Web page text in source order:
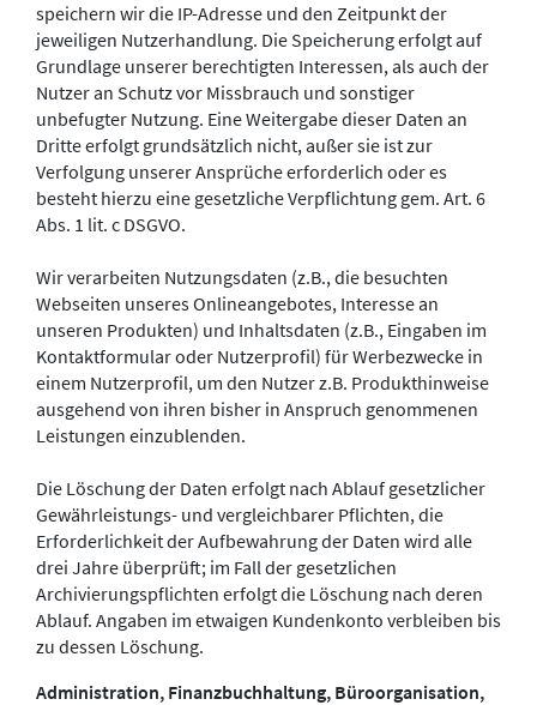
speichern wir die IP-Adresse und den Zeitpunkt der
jeweiligen Nutzerhandlung. Die Speicherung erfolgt auf
Grundlage unserer berechtigten Interessen, als auch der
Nutzer an Schutz vor Missbrauch und sonstiger
unbefugter Nutzung. Eine Weitergabe dieser Daten an
Dritte erfolgt grundsätzlich nicht, außer sie ist zur
Verfolgung unserer Ansprüche erforderlich oder es
besteht hierzu eine gesetzliche Verpflichtung gem. Art. 6
Abs. 1 lit. c DSGVO.
Wir verarbeiten Nutzungsdaten (z.B., die besuchten
Webseiten unseres Onlineangebotes, Interesse an
unseren Produkten) und Inhaltsdaten (z.B., Eingaben im
Kontaktformular oder Nutzerprofil) für Werbezwecke in
einem Nutzerprofil, um den Nutzer z.B. Produkthinweise
ausgehend von ihren bisher in Anspruch genommenen
Leistungen einzublenden.
Die Löschung der Daten erfolgt nach Ablauf gesetzlicher
Gewährleistungs- und vergleichbarer Pflichten, die
Erforderlichkeit der Aufbewahrung der Daten wird alle
drei Jahre überprüft; im Fall der gesetzlichen
Archivierungspflichten erfolgt die Löschung nach deren
Ablauf. Angaben im etwaigen Kundenkonto verbleiben bis
zu dessen Löschung.
Administration, Finanzbuchhaltung, Büroorganisation,